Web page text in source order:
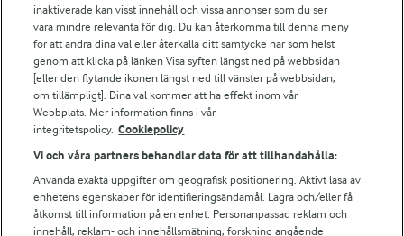
Arla webbshop
Bildbank
Följ oss
inaktiverade kan visst innehåll och vissa annonser som du ser
vara mindre relevanta för dig. Du kan återkomma till denna meny
för att ändra dina val eller återkalla ditt samtycke när som helst
genom att klicka på länken Visa syften längst ned på webbsidan
[eller den flytande ikonen längst ned till vänster på webbsidan,
om tillämpligt]. Dina val kommer att ha effekt inom vår
Webbplats. Mer information finns i vår
integritetspolicy. Cookiepolicy
Vi och våra partners behandlar data för att tillhandahålla:
Använda exakta uppgifter om geografisk positionering. Aktivt läsa av
enhetens egenskaper för identifieringsändamål. Lagra och/eller få
åtkomst till information på en enhet. Personanpassad reklam och
innehåll, reklam- och innehållsmätning, forskning angående